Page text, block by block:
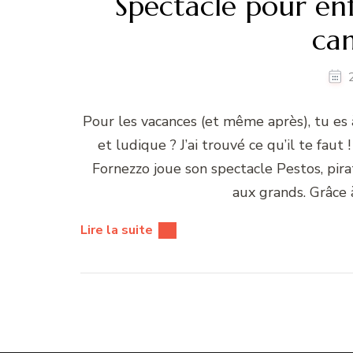
Pour les vacances (et même après), tu
et ludique ? J’ai trouvé ce qu’il te
Fornezzo joue son spectacle Pestos,
aux grands.
Lire la suite